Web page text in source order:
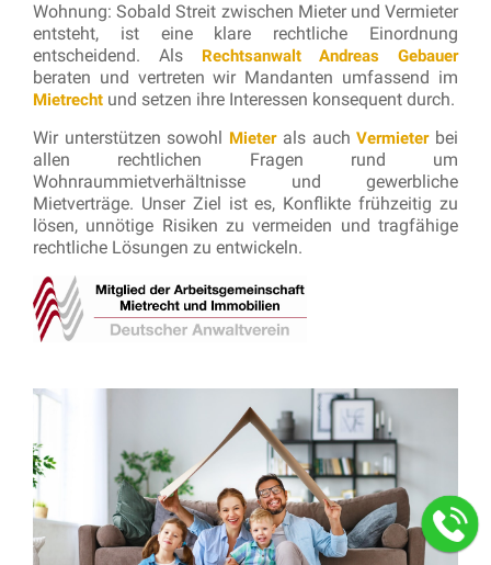
Wohnung: Sobald Streit zwischen Mieter und Vermieter
entsteht, ist eine klare rechtliche Einordnung
entscheidend. Als
Rechtsanwalt Andreas Gebauer
beraten und vertreten wir Mandanten umfassend im
Mietrecht und setzen ihre Interessen konsequent durch.
Wir unterstützen sowohl Mieterals auchVermieterbei
allen rechtlichen Fragen rund um
Wohnraummietverhältnisse und gewerbliche
Mietverträge. Unser Ziel ist es, Konflikte frühzeitig zu
lösen, unnötige Risiken zu vermeiden und tragfähige
rechtliche Lösungen zu entwickeln.